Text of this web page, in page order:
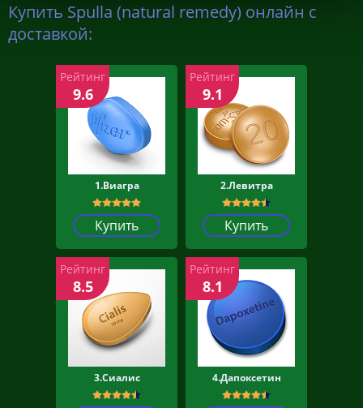
Купить Spulla (natural remedy) онлайн с
доставкой:
1.Виагра
Купить
Рейтинг
9.6
2.Левитра
Купить
Рейтинг
9.1
3.Сиалис
Рейтинг
8.5
4.Дапоксетин
Рейтинг
8.1